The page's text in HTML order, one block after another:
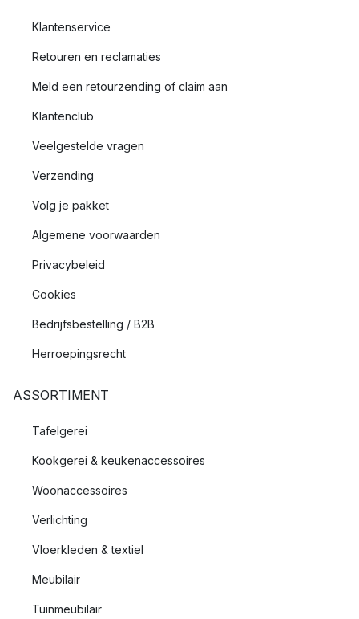
Klantenservice
Retouren en reclamaties
Meld een retourzending of claim aan
Klantenclub
Veelgestelde vragen
Verzending
Volg je pakket
Algemene voorwaarden
Privacybeleid
Cookies
Bedrijfsbestelling / B2B
Herroepingsrecht
ASSORTIMENT
Tafelgerei
Kookgerei & keukenaccessoires
Woonaccessoires
Verlichting
Vloerkleden & textiel
Meubilair
Tuinmeubilair